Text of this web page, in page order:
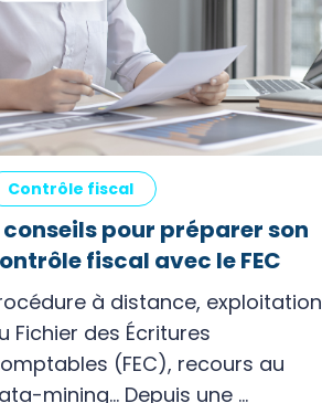
Contrôle fiscal
conseils pour préparer son
fiscal avec le FEC
à distance, exploitation
Fichier des Écritures
(FEC), recours au
mining… Depuis une ...